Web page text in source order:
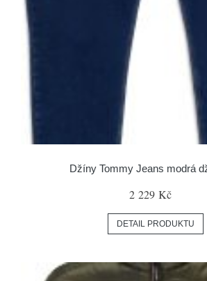
Džíny Tommy Jeans modrá
2 229 Kč
DETAIL PRODUKTU